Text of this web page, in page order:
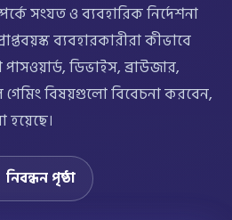
সংযত ও ব্যবহারিক নির্দেশনা
ব্যবহারকারীরা কীভাবে
ডিভাইস, ব্রাউজার,
গেমিং বিষয়গুলো বিবেচনা করবেন,
হয়েছে।
নিবন্ধন পৃষ্ঠা